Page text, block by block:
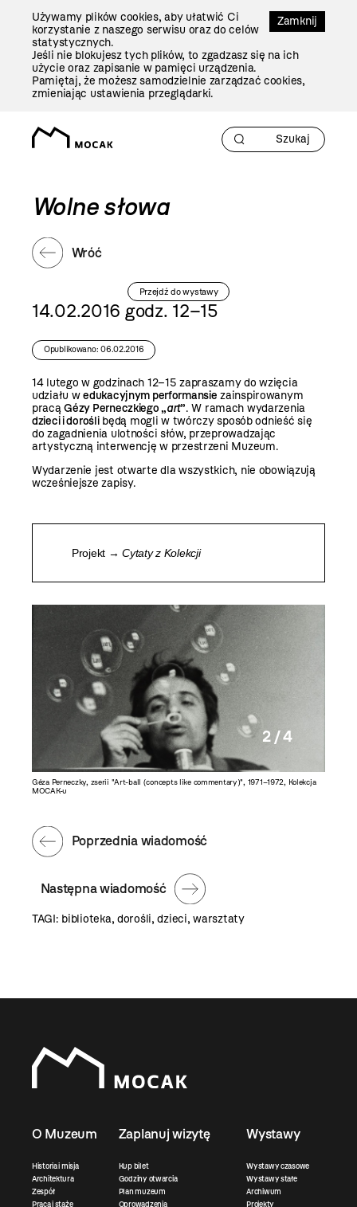
Zamknij
Używamy plików cookies, aby ułatwić Ci
korzystanie z naszego serwisu oraz do celów
statystycznych.
Jeśli nie blokujesz tych plików, to zgadzasz się na ich
użycie oraz zapisanie w pamięci urządzenia.
Pamiętaj, że możesz samodzielnie zarządzać cookies,
zmieniając ustawienia przeglądarki.
Wolne słowa
Wróć
Przejdź do wystawy
14.02.2016 godz. 12–15
Opublikowano: 06.02.2016
14 lutego w godzinach 12–15 zapraszamy do wzięcia
udziału wedukacyjnym performansie zainspirowanym
pracąGézy Perneczkiego „art”. W ramach wydarzenia
dzieci i doroślibędą mogli w twórczy sposób odnieść się
do zagadnienia ulotności słów, przeprowadzając
artystyczną interwencję w przestrzeni Muzeum.
Wydarzenie jest otwarte dla wszystkich, nie obowiązują
wcześniejsze zapisy.
Projekt →Cytaty z Kolekcji
Géza Perneczky, zserii "Art-ball (concepts like commentary)", 1971–1972, Kolekcja
MOCAK-u
2 / 4
Następna wiadomość
Poprzednia wiadomość
TAGI: biblioteka, dorośli,dzieci,warsztaty
O Muzeum
Historia i misja
Architektura
Zespół
Praca i staże
Zaplanuj wizytę
Kup bilet
Godziny otwarcia
Plan muzeum
Oprowadzenia
Wystawy
Wystawy czasowe
Wystawy stałe
Archiwum
Projekty